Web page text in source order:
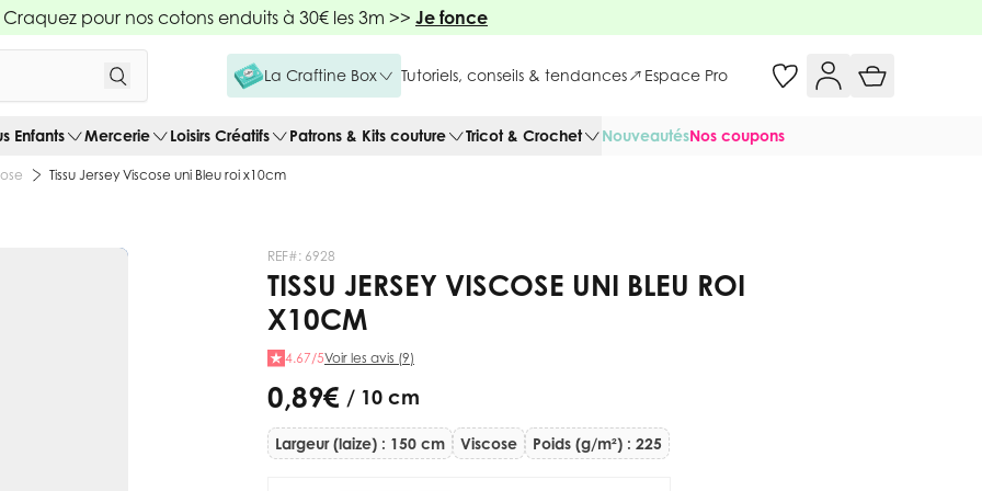
Craquez pour nos cotons enduits à 30€ les 3m >> Je fonce
La Craftine Box Tutoriels, conseils & tendances Espace Pro
Enfants Mercerie Loisirs Créatifs Patrons & Kits couture Tricot & Crochet NouveautésNos coupons
Tissu Jersey Viscose uni Bleu roi x10cm
REF#: 6928
TISSU JERSEY VISCOSE UNI BLEU ROI
X10CM
4.67/5Voir les avis (9)
0,89 € / 10 cm
Largeur (laize) : 150 cm Viscose Poids (g/m²) : 225